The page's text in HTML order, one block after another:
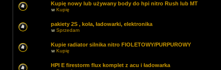
Kupię nowy lub używany body do hpi nitro Rush lub MT
wKupię
pakiety 2S , koła, ładowarki, elektronika
wSprzedam
Kupie radiator silnika nitro FIOLETOWY/PURPUROWY
wKupię
HPI E firestorm flux komplet z acu i ładowarka